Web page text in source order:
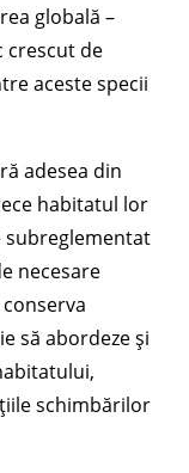
globală –
crescut de
aceste specii
adesea din
habitatul lor
subreglementat
necesare
să abordeze și
schimbărilor